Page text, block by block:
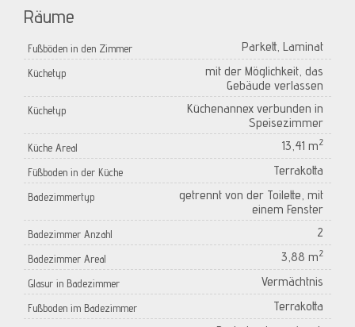
Räume
Fußböden in den Zimmer Parkett, Laminat
Küchetyp
mit der Möglichkeit, das
Gebäude verlassen
Küchetyp
Küchenannex verbunden in
Speisezimmer
Küche Areal 13,41 m2
Füßboden in der Küche Terrakotta
Badezimmertyp
getrennt von der Toilette, mit
einem Fenster
Badezimmer Anzahl 2
Badezimmer Areal 3,88 m2
Glasur in Badezimmer Vermächtnis
Fußboden im Badezimmer Terrakotta